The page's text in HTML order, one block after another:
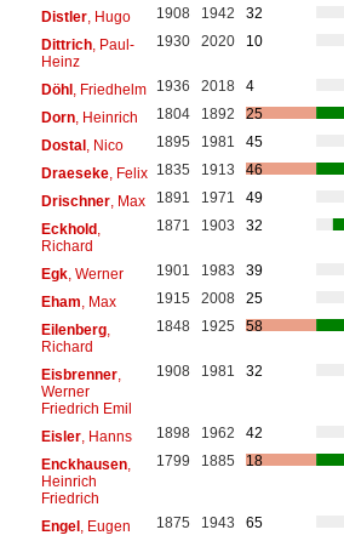
Distler, Hugo 1908 1942
32
Dittrich, Paul-
Heinz
1930 2020 10
Döhl , Friedhelm 1936 2018
4
Dorn, Heinrich 1804 1892
25
Dostal , Nico 1895 1981
45
Draeseke, Felix 1835 1913
46
Drischner, Max 1891 1971
49
Eckhold ,
Richard
1871 1903 32
Egk, Werner 1901 1983
39
Eham, Max 1915 2008
25
Eilenberg,
Richard
1848 1925 58
Eisbrenner,
Werner
Friedrich Emil
1908 1981 32
Eisler, Hanns 1898 1962
42
Enckhausen,
Heinrich
Friedrich
1799 1885 18
Engel , Eugen 1875 1943
65